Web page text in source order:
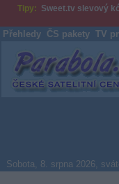
Tipy: Sweet.tv slevový
Přehledy ČS pakety TV
Parabola.cz
Sobota, 8. srpna 2026,